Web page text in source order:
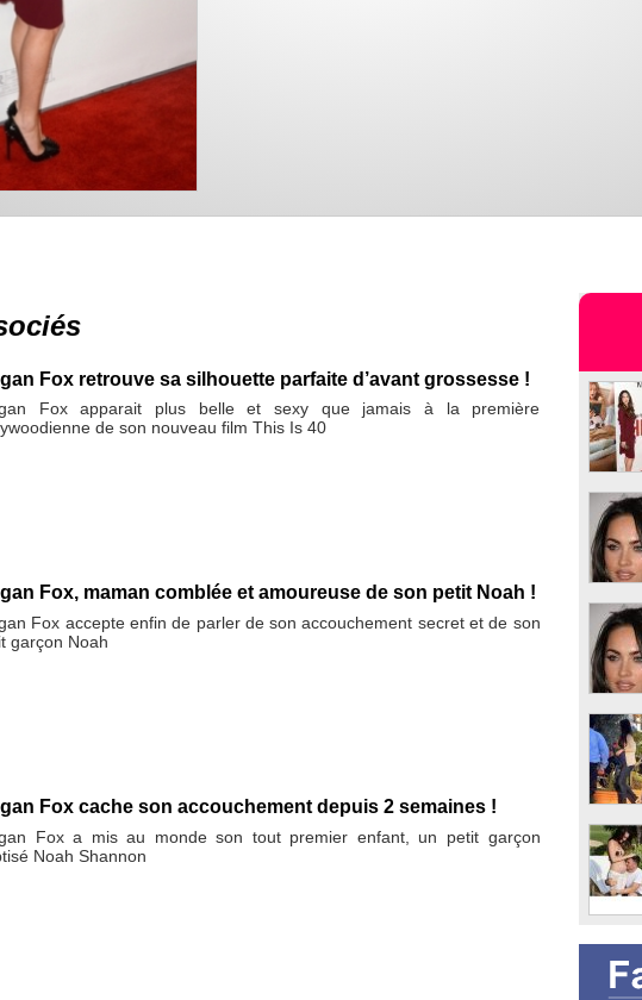
Fox retrouve sa silhouette parfaite d’avant grossesse !
Fox apparait plus belle et sexy que jamais à la première
de son nouveau film This Is 40
Fox, maman comblée et amoureuse de son petit Noah !
Fox accepte enfin de parler de son accouchement secret et de son
garçon Noah
Fox cache son accouchement depuis 2 semaines !
Fox a mis au monde son tout premier enfant, un petit garçon
Noah Shannon